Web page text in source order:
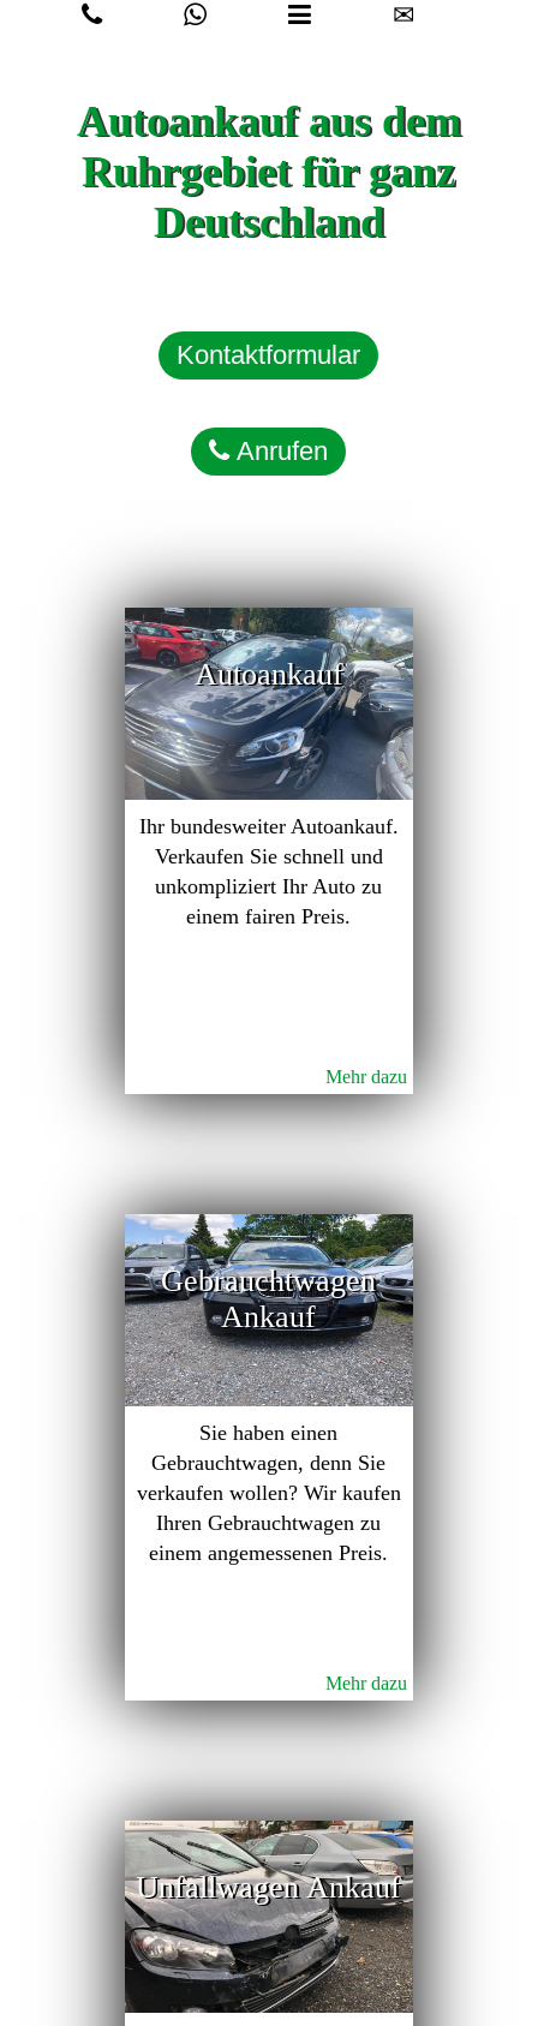
✉
Autoankauf aus dem
Ruhrgebiet für ganz
Deutschland
Kontaktformular
Anrufen
Autoankauf
Ihr bundesweiter Autoankauf.
Verkaufen Sie schnell und
unkompliziert Ihr Auto zu
einem fairen Preis.
Mehr dazu
Gebrauchtwagen
Ankauf
Sie haben einen
Gebrauchtwagen, denn Sie
verkaufen wollen? Wir kaufen
Ihren Gebrauchtwagen zu
einem angemessenen Preis.
Mehr dazu
Unfallwagen Ankauf